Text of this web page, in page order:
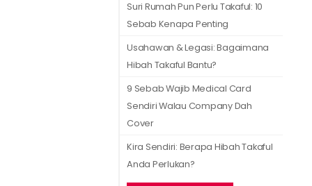
Suri Rumah Pun Perlu Takaful: 10
Sebab Kenapa Penting
Usahawan & Legasi: Bagaimana
Hibah Takaful Bantu?
9 Sebab Wajib Medical Card
Sendiri Walau Company Dah
Cover
Kira Sendiri: Berapa Hibah Takaful
Anda Perlukan?